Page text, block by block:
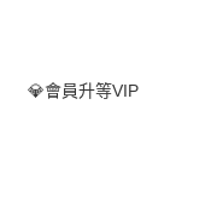
💎會員升等VIP